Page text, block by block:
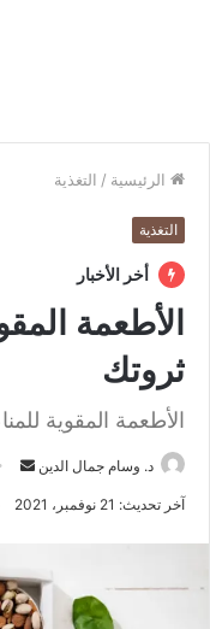
الرئيسية / التغذية
التغذية
أخر الأخبار
الأطعمة
ثروتك
الأطعمة المقوية
د. وسام جمال الدين
ر
ب
ر
آخر تحديث: 21 نوفمبر، 2021